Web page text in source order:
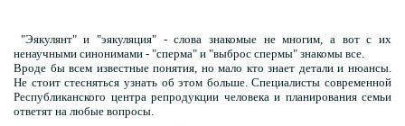
"Эякулянт" и "эякуляция" - слова знакомые не многим, а вот с их
ненаучными синонимами - "сперма" и "выброс спермы" знакомы все.
Вроде бы всем известные понятия, но мало кто знает детали и нюансы.
Не стоит стесняться узнать об этом больше. Специалисты современной
Республиканского центра репродукции человека и планирования семьи
ответят на любые вопросы.